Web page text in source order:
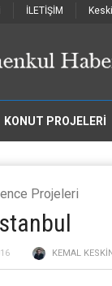
İLETİŞİM
KONUT PROJELERİ
Projeleri
KEMAL